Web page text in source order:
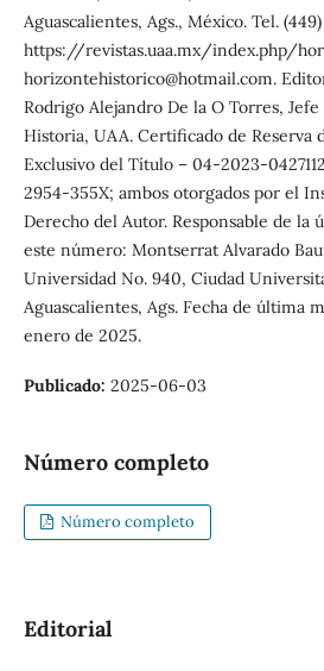
Aguascalientes, Ags., México. Tel.
https://revistas.uaa.mx/index.php/
horizontehistorico@hotmail.com.
Rodrigo Alejandro De la O Torres,
Historia, UAA. Certificado de Reserva
Exclusivo del Título – 04-2023-
2954-355X; ambos otorgados por el
Derecho del Autor. Responsable de la
este número: Montserrat Alvarado
Universidad No. 940, Ciudad
Aguascalientes, Ags. Fecha de última
enero de 2025.
Publicado: 2025-06-03
Número completo
Número completo
Editorial